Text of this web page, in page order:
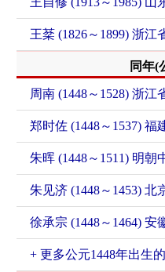
王棻 (1826～1899) 浙江
同年(
周南 (1448～1528) 浙江
郑时佐 (1448～1537) 福
朱晖 (1448～1511) 明
朱见济 (1448～1453) 北
徐承宗 (1448～1464) 安
+ 更多公元1448年出生的